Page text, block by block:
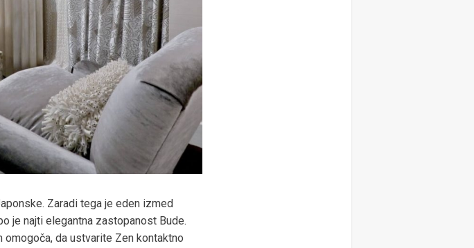
Zaradi tega je eden izmed
je najti elegantna zastopanost Bude.
da ustvarite Zen kontaktno